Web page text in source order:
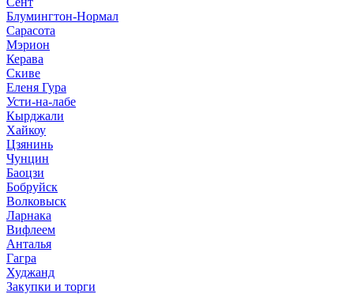
Блумингтон-Нормал
Сарасота
Мэрион
Керава
Скиве
Еленя Гура
Усти-на-лабе
Кырджали
Хайкоу
Цзянинь
Чунцин
Баоцзи
Бобруйск
Волковыск
Ларнака
Вифлеем
Анталья
Гагра
Худжанд
Закупки и торги